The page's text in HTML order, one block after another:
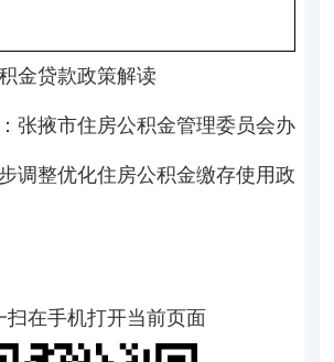
金贷款政策解读
张掖市住房公积金管理委员会办
调整优化住房公积金缴存使用政
扫在手机打开当前页面